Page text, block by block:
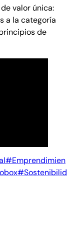
valor única:
a la categoría
de
#Emprendimien
#Sostenibilid